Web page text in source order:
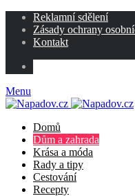
Reklamní sdělení
Zásady ochrany
Kontakt
Menu
Domů
Dům a zahrada
Krása a móda
Rady a tipy
Cestování
Recepty